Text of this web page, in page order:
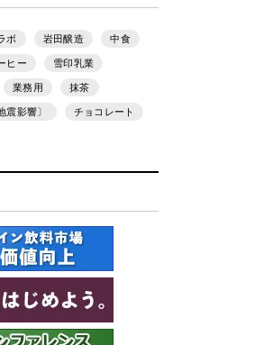
ボ 岩田醸造 中食
ヒー 雪印乳業
業務用 抹茶
震影響〕 チョコレート